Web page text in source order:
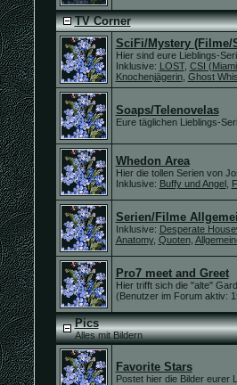
TV Corner
SciFi/Mystery (Filme/
Hier sind eure Lieblings-
Inklusive: LOST, CSI
Knochenjägerin, Ghost
Soaps/Telenovelas
Eure täglichen Lieblings-
Whedon Area
Hier die tollen Serien von
Inklusive: Buffy und Angel,
Serien/Filme
Inklusive: Desperate
Anatomy, Quoten,
Pro7 meet and Greet
Hier trifft sich die "alte"
(Benutzer im Forum aktiv:
Pics
Alles mit Bildern
Favorite Stars
Postet hier die Bilder eurer